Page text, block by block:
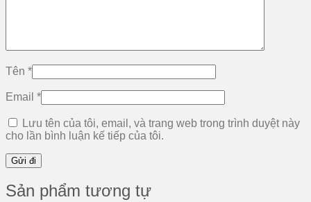
Tên *
Email *
Lưu tên của tôi, email, và trang web trong trình duyệt này
cho lần bình luận kế tiếp của tôi.
Sản phẩm tương tự